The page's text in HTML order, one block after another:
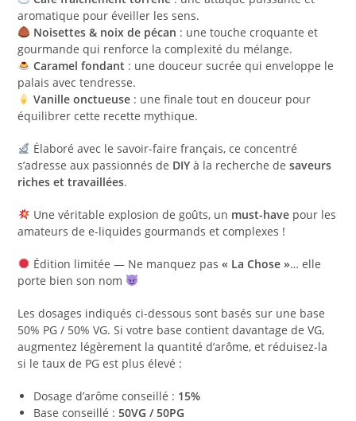
aromatique pour éveiller les sens.
Noisettes & noix de pécan : une touche croquante et
gourmande qui renforce la complexité du mélange.
Caramel fondant : une douceur sucrée qui enveloppe le
palais avec tendresse.
Vanille onctueuse : une finale tout en douceur pour
équilibrer cette recette mythique.
Élaboré avec le savoir-faire français, ce concentré
s’adresse aux passionnés de DIY à la recherche desaveurs
riches et travaillées.
Une véritable explosion de goûts, un must-have pour les
amateurs de e-liquides gourmands et complexes !
Édition limitée — Ne manquez pas« La Chose »… elle
porte bien son nom
Les dosages indiqués ci-dessous sont basés sur une base
50% PG / 50% VG. Si votre base contient davantage de VG,
augmentez légèrement la quantité d’arôme, et réduisez-la
si le taux de PG est plus élevé :
Dosage d’arôme conseillé : 15%
Base conseillé :50VG / 50PG